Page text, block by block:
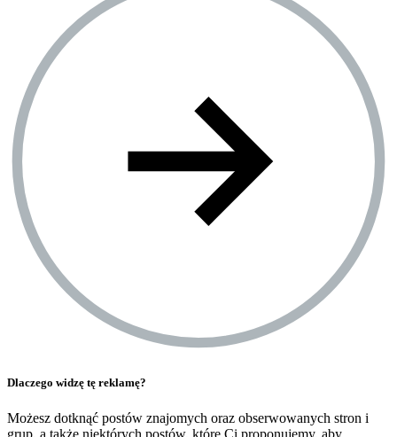
Dlaczego widzę tę reklamę?
Możesz dotknąć postów znajomych oraz obserwowanych stron i
grup, a także niektórych postów, które Ci proponujemy, aby